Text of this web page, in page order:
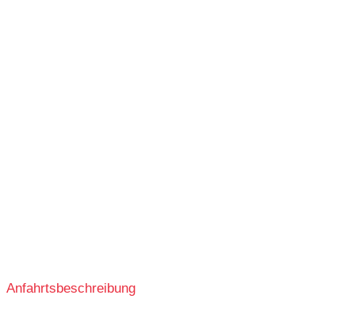
Anfahrtsbeschreibung